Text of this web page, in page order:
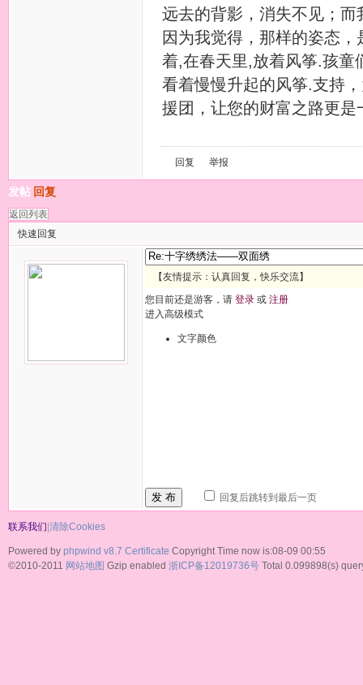
远去的背影，消失不见；
因为我觉得，那样的姿态
着,在春天里,放着风筝.孩童
看着慢慢升起的风筝.支持
援团，让您的财富之路更是
回复 举报
发帖 回复
返回列表
快速回复
【友情提示：认真回复，快乐交流】
您目前还是游客，请 登录 或 注册
进入高级模式
文字颜色
发 布 回复后跳转到最后一页
联系我们|清除Cookies
Powered by phpwind v8.7 Certificate Copyright Time now is:08-09 00:55
©2010-2011 网站地图 Gzip enabled 浙ICP备12019736号 Total 0.099898(s)